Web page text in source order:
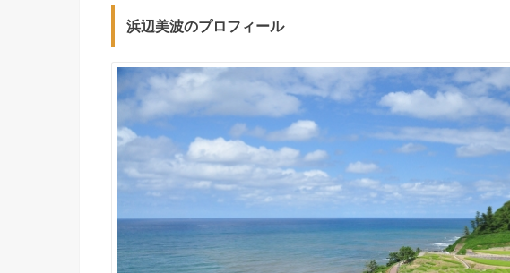
浜辺美波のプロフィール